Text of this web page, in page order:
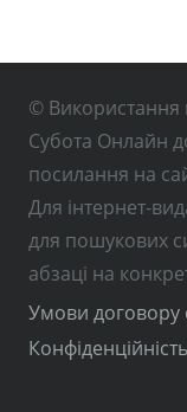
© Використання
Субота Онлайн
посилання на
Для інтернет-
для пошукових
абзаці на
Умови договору
Конфіденційність